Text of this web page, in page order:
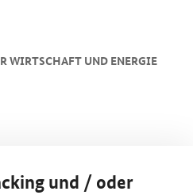
WIRTSCHAFT UND ENERGIE
und / oder